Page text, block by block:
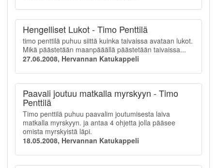
Hengelliset Lukot - Timo Penttilä
timo penttilä puhuu siittä kuinka taivaissa avataan lukot.
Mikä päästetään maanpääällä päästetään taivaissa...
27.06.2008, Hervannan Katukappeli
Paavali joutuu matkalla myrskyyn - Timo
Penttilä
Timo penttilä puhuu paavalim joutumisesta laiva
matkalla myrskyyn. ja antaa 4 ohjetta jolla pääsee
omista myrskyistä läpi.
18.05.2008, Hervannan Katukappeli